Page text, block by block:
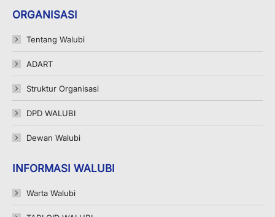
opens
in
new
window
opens
in
new
window
opens
in
new
ORGANISASI
Tentang Walubi
ADART
Struktur Organisasi
DPD WALUBI
Dewan Walubi
INFORMASI WALUBI
Warta Walubi